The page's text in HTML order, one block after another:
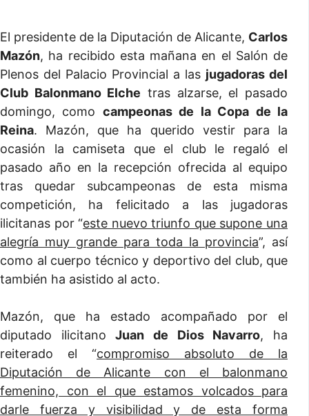
El presidente de la Diputación de Alicante, Carlos
Mazón, ha recibido esta mañana en el Salón de
Plenos del Palacio Provincial a las jugadoras del
Club Balonmano Elche tras alzarse, el pasado
domingo, como campeonas de la Copa de la
Reina. Mazón, que ha querido vestir para la
ocasión la camiseta que el club le regaló el
pasado año en la recepción ofrecida al equipo
tras quedar subcampeonas de esta misma
competición, ha felicitado a las jugadoras
ilicitanas por “este nuevo triunfo que supone una
alegría muy grande para toda la provincia”, así
como al cuerpo técnico y deportivo del club, que
también ha asistido al acto.
Mazón, que ha estado acompañado por el
diputado ilicitanoJuan de Dios Navarro, ha
reiterado el “compromiso absoluto de la
Diputación de Alicante con el balonmano
femenino, con el que estamos volcados para
darle fuerza y visibilidad y de esta forma